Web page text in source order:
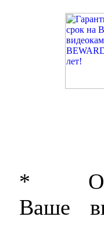
*
Ваше